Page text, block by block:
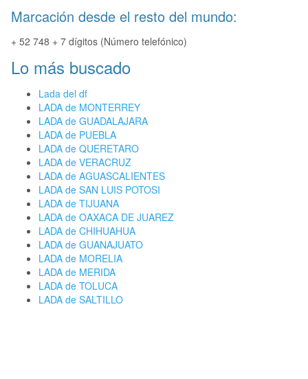
Marcación desde el resto del mundo:
+ 52 748 + 7 dígitos (Número telefónico)
Lo más buscado
Lada del df
LADA de MONTERREY
LADA de GUADALAJARA
LADA de PUEBLA
LADA de QUERETARO
LADA de VERACRUZ
LADA de AGUASCALIENTES
LADA de SAN LUIS POTOSI
LADA de TIJUANA
LADA de OAXACA DE JUAREZ
LADA de CHIHUAHUA
LADA de GUANAJUATO
LADA de MORELIA
LADA de MERIDA
LADA de TOLUCA
LADA de SALTILLO